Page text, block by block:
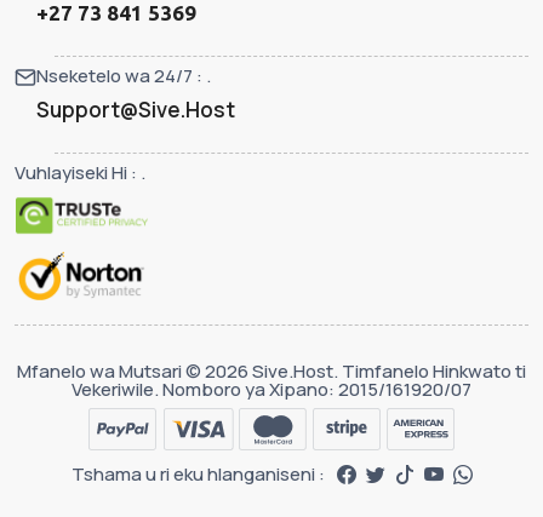
+27 73 841 5369
Nseketelo wa 24/7 : .
Support@Sive.Host
Vuhlayiseki Hi : .
Mfanelo wa Mutsari © 2026 Sive.Host. Timfanelo Hinkwato ti
Vekeriwile. Nomboro ya Xipano: 2015/161920/07
Tshama u ri eku hlanganiseni :